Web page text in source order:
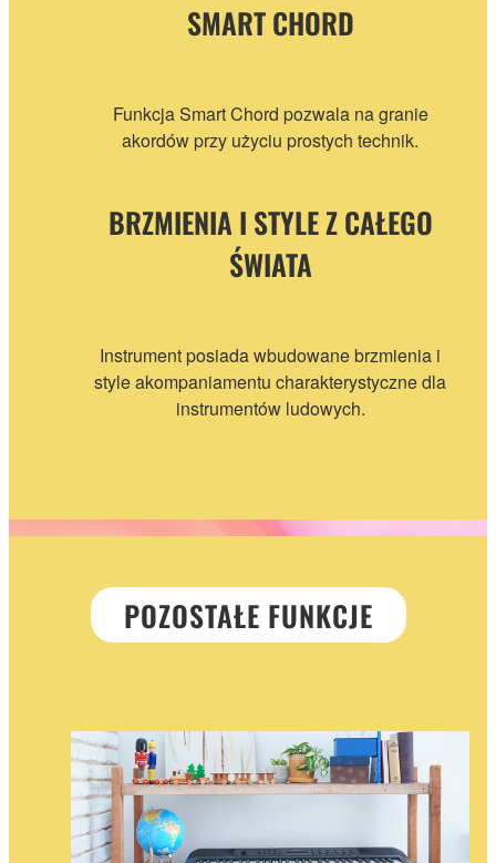
SMART CHORD
Funkcja Smart Chord pozwala na granie
akordów przy użyciu prostych technik.
BRZMIENIA I STYLE Z CAŁEGO
ŚWIATA
Instrument posiada wbudowane brzmienia i
style akompaniamentu charakterystyczne dla
instrumentów ludowych.
POZOSTAŁE FUNKCJE